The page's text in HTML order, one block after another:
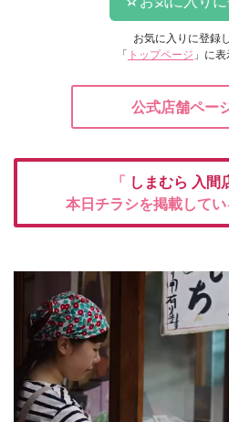
お気に入りに登録
「 トップページ 」に表
公式店舗ペー
「 しまむら 入間
本日チラシを掲載して